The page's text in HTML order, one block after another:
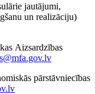
jautājumi,
un realizāciju)
Aizsardzības
pārstāvniecības